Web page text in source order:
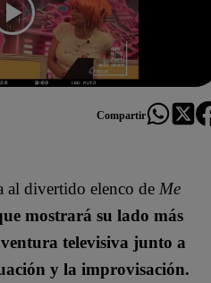
Compartir
al divertido elenco de Me
mostrará su lado más
televisiva junto a
y la improvisación.